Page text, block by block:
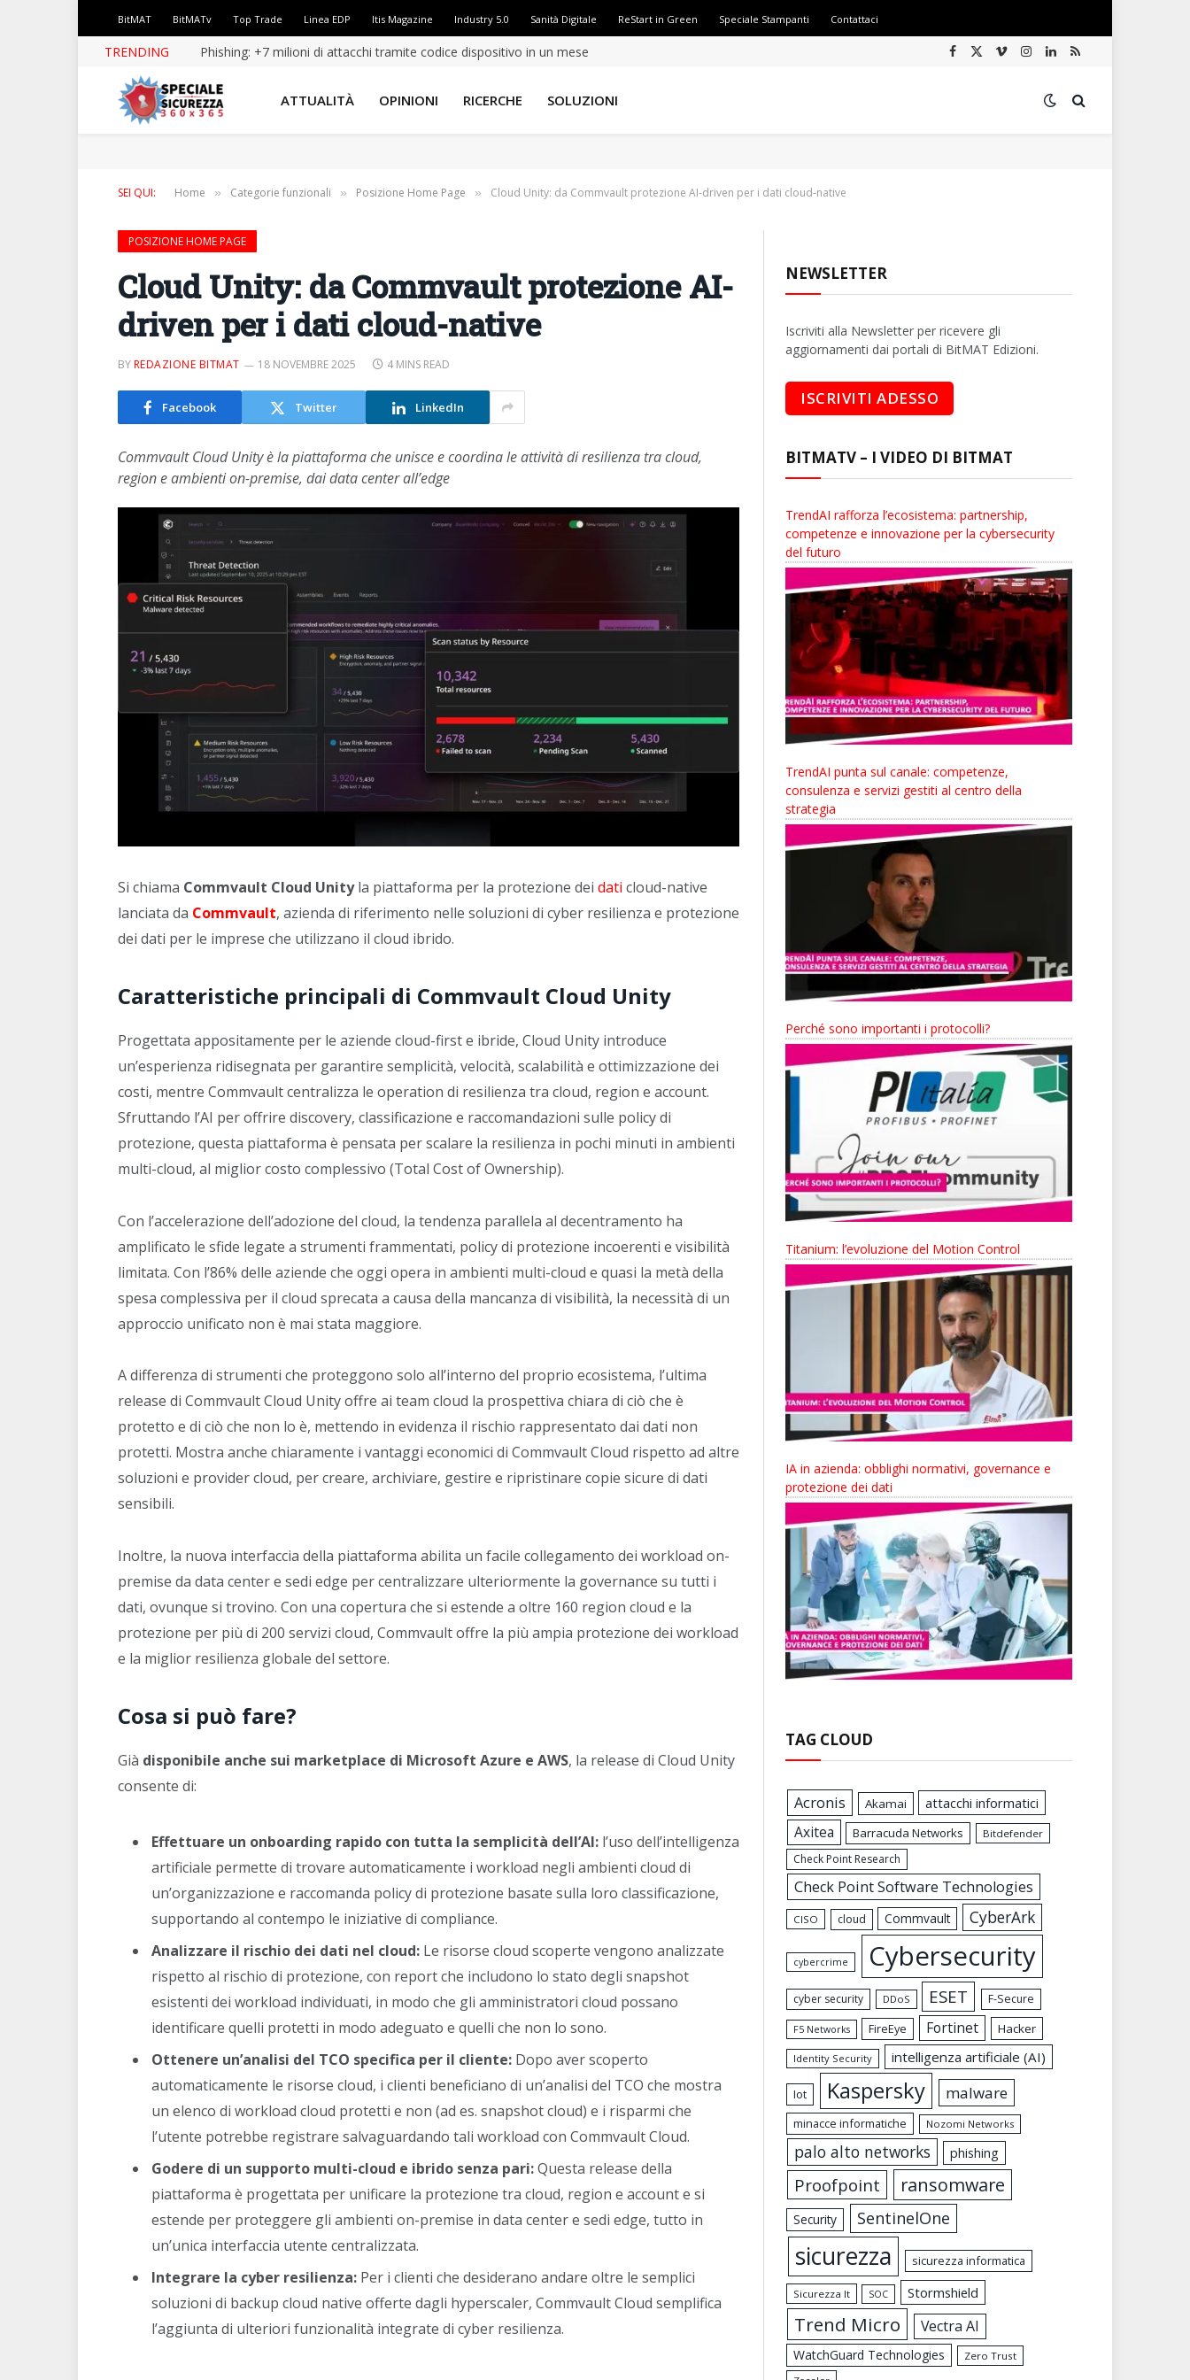
BitMAT BitMATv Top Trade Linea EDP Itis Magazine Industry 5.0 Sanità Digitale ReStart in Green Speciale Stampanti Contattaci
TRENDING Phishing: +7 milioni di attacchi tramite codice dispositivo in un mese Facebook
X
VimeoInstagram
LinkedIn
RSS
ATTUALITÀ OPINIONI RICERCHE SOLUZIONI
SEI QUI: Home » Categorie funzionali » Posizione Home Page » Cloud Unity: da Commvault protezione AI-driven per i dati cloud-native
POSIZIONE HOME PAGE
Cloud Unity: da Commvault protezione AI-
driven per i dati cloud-native
BYREDAZIONE BITMAT 18 NOVEMBRE 2025 4 MINS READ
Facebook Twitter LinkedIn
Commvault Cloud Unity è la piattaforma che unisce e coordina le attività di resilienza tra cloud,
region e ambienti on-premise, dai data center all’edge
Si chiama Commvault Cloud Unityla piattaforma per la protezione dei dati cloud-native
lanciata da Commvault, azienda di riferimento nelle soluzioni di cyber resilienza e protezione
dei dati per le imprese che utilizzano il cloud ibrido.
Caratteristiche principali di Commvault Cloud Unity
Progettata appositamente per le aziende cloud-first e ibride, Cloud Unity introduce
un’esperienza ridisegnata per garantire semplicità, velocità, scalabilità e ottimizzazione dei
costi, mentre Commvault centralizza le operation di resilienza tra cloud, region e account.
Sfruttando l’AI per offrire discovery, classificazione e raccomandazioni sulle policy di
protezione, questa piattaforma è pensata per scalare la resilienza in pochi minuti in ambienti
multi-cloud, al miglior costo complessivo (Total Cost of Ownership).
Con l’accelerazione dell’adozione del cloud, la tendenza parallela al decentramento ha
amplificato le sfide legate a strumenti frammentati, policy di protezione incoerenti e visibilità
limitata. Con l’86% delle aziende che oggi opera in ambienti multi-cloud e quasi la metà della
spesa complessiva per il cloud sprecata a causa della mancanza di visibilità, la necessità di un
approccio unificato non è mai stata maggiore.
A differenza di strumenti che proteggono solo all’interno del proprio ecosistema, l’ultima
release di Commvault Cloud Unity offre ai team cloud la prospettiva chiara di ciò che è
protetto e di ciò che non lo è, mettendo in evidenza il rischio rappresentato dai dati non
protetti. Mostra anche chiaramente i vantaggi economici di Commvault Cloud rispetto ad altre
soluzioni e provider cloud, per creare, archiviare, gestire e ripristinare copie sicure di dati
sensibili.
Inoltre, la nuova interfaccia della piattaforma abilita un facile collegamento dei workload on-
premise da data center e sedi edge per centralizzare ulteriormente la governance su tutti i
dati, ovunque si trovino. Con una copertura che si estende a oltre 160 region cloud e la
protezione per più di 200 servizi cloud, Commvault offre la più ampia protezione dei workload
e la miglior resilienza globale del settore.
Cosa si può fare?
Già disponibile anche sui marketplace di Microsoft Azure e AWS, la release di Cloud Unity
consente di:
Effettuare un onboarding rapido con tutta la semplicità dell’AI: l’uso dell’intelligenza
artificiale permette di trovare automaticamente i workload negli ambienti cloud di
un’organizzazione e raccomanda policy di protezione basate sulla loro classificazione,
supportando al contempo le iniziative di compliance.
Analizzare il rischio dei dati nel cloud: Le risorse cloud scoperte vengono analizzate
rispetto al rischio di protezione, con report che includono lo stato degli snapshot
esistenti dei workload individuati, in modo che gli amministratori cloud possano
identificare quelli protetti in modo adeguato e quelli che non lo sono.
Ottenere un’analisi del TCO specifica per il cliente: Dopo aver scoperto
automaticamente le risorse cloud, i clienti beneficiano di un’analisi del TCO che mostra
un elenco di workload cloud protetti e non (ad es. snapshot cloud) e i risparmi che
l’utente potrebbe registrare salvaguardando tali workload con Commvault Cloud.
Godere di un supporto multi-cloud e ibrido senza pari:Questa release della
piattaforma è progettata per unificare la protezione tra cloud, region e account e si
estende per proteggere gli ambienti on-premise in data center e sedi edge, tutto in
un’unica interfaccia utente centralizzata.
Integrare la cyber resilienza: Per i clienti che desiderano andare oltre le semplici
soluzioni di backup cloud native offerte dagli hyperscaler, Commvault Cloud semplifica
l’aggiunta di ulteriori funzionalità integrate di cyber resilienza.
NEWSLETTER
Iscriviti alla Newsletter per ricevere gli
aggiornamenti dai portali di BitMAT Edizioni.
BITMATV – I VIDEO DI BITMAT
TrendAI rafforza l’ecosistema: partnership,
competenze e innovazione per la cybersecurity
del futuro
TrendAI punta sul canale: competenze,
consulenza e servizi gestiti al centro della
strategia
Perché sono importanti i protocolli?
Titanium: l’evoluzione del Motion Control
IA in azienda: obblighi normativi, governance e
protezione dei dati
TAG CLOUD
Acronis Akamai attacchi informatici
Axitea Barracuda Networks Bitdefender
Check Point Research
Check Point Software Technologies
CISO cloud Commvault CyberArk
cybercrime Cybersecurity
cyber security DDoS ESET F-Secure
F5 Networks FireEye Fortinet Hacker
Identity Security intelligenza artificiale (AI)
Iot Kaspersky malware
minacce informatiche Nozomi Networks
palo alto networks phishing
Proofpoint ransomware
Security SentinelOne
sicurezza sicurezza informatica
Sicurezza It SOC Stormshield
Trend Micro Vectra AI
WatchGuard Technologies
Zero Trust